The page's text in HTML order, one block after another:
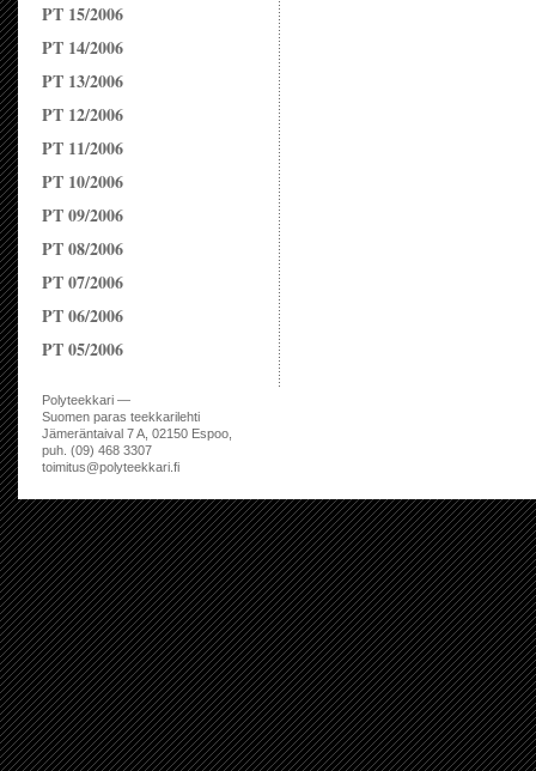
PT 15/2006
PT 14/2006
PT 13/2006
PT 12/2006
PT 11/2006
PT 10/2006
PT 09/2006
PT 08/2006
PT 07/2006
PT 06/2006
PT 05/2006
Polyteekkari —
Suomen paras teekkarilehti
Jämeräntaival 7 A, 02150 Espoo,
puh. (09) 468 3307
toimitus@polyteekkari.fi